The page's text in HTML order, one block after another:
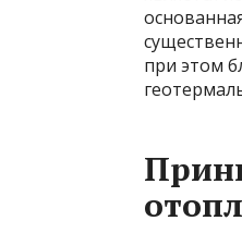
при этом